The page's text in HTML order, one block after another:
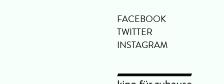
FACEBOOK
TWITTER
INSTAGRAM